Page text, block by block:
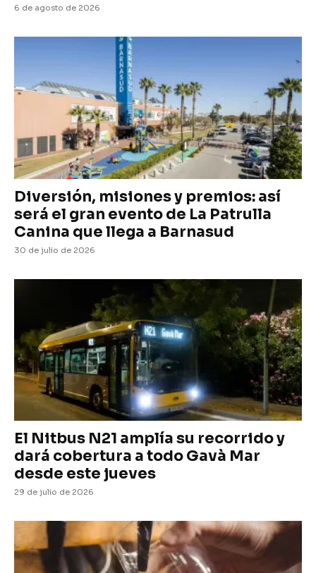
6 de agosto de 2026
Diversión, misiones y premios: así
será el gran evento de La Patrulla
Canina que llega a Barnasud
30 de julio de 2026
El Nitbus N21 amplía su recorrido y
dará cobertura a todo Gavà Mar
desde este jueves
29 de julio de 2026